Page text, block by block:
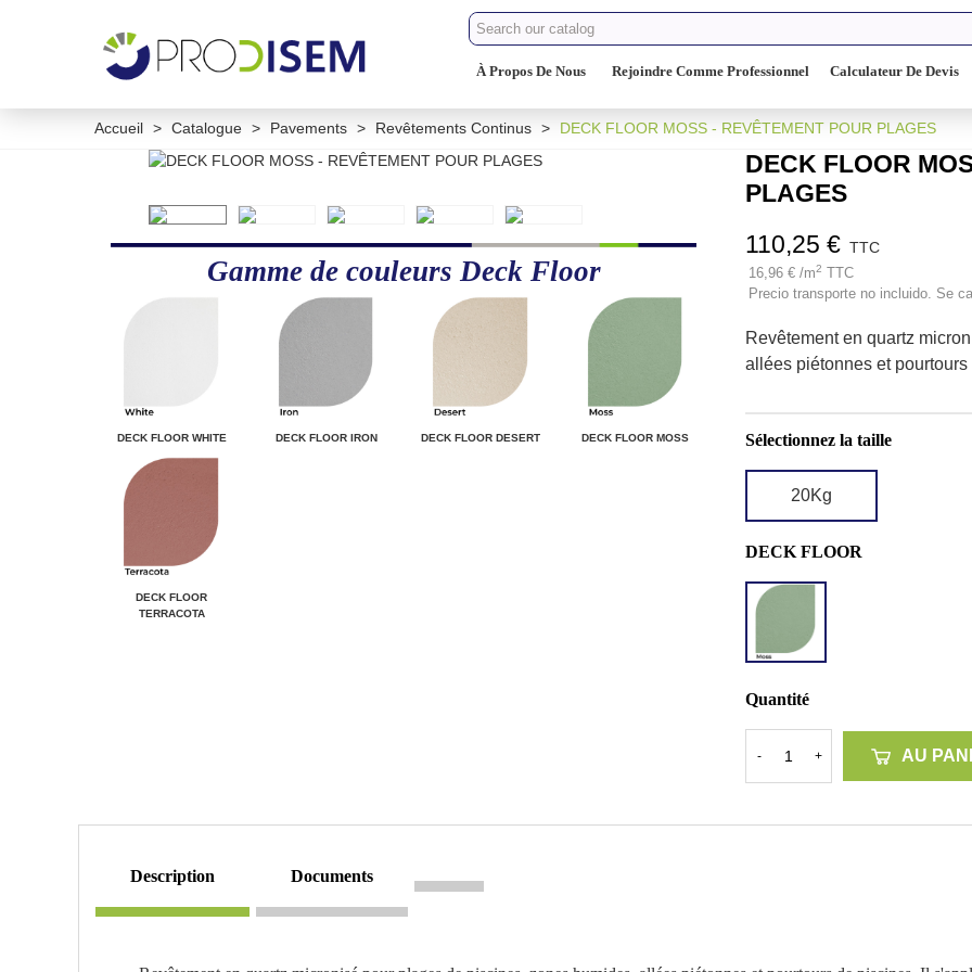
À Propos De Nous Rejoindre Comme Professionnel Calculateur De Devis
Accueil > Catalogue > Pavements > Revêtements Continus > DECK FLOOR MOSS - REVÊTEMENT POUR PLAGES
Gamme de couleurs Deck Floor
DECK FLOOR WHITE DECK FLOOR IRON DECK FLOOR DESERT DECK FLOOR MOSS
DECK FLOOR
TERRACOTA
DECK FLOOR
PLAGES
110,25 € TTC
16,96 € /m2 TTC
Precio transporte no incluido. Se
Revêtement en quartz
allées piétonnes et
Sélectionnez la taille
20Kg
DECK FLOOR
DF
MOSS
Quantité
- + AU
description documents